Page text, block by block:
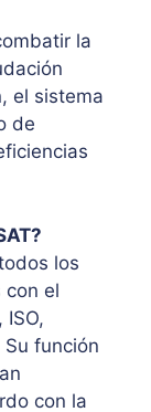
la
el sistema
de
los
con el
ISO,
función
con la